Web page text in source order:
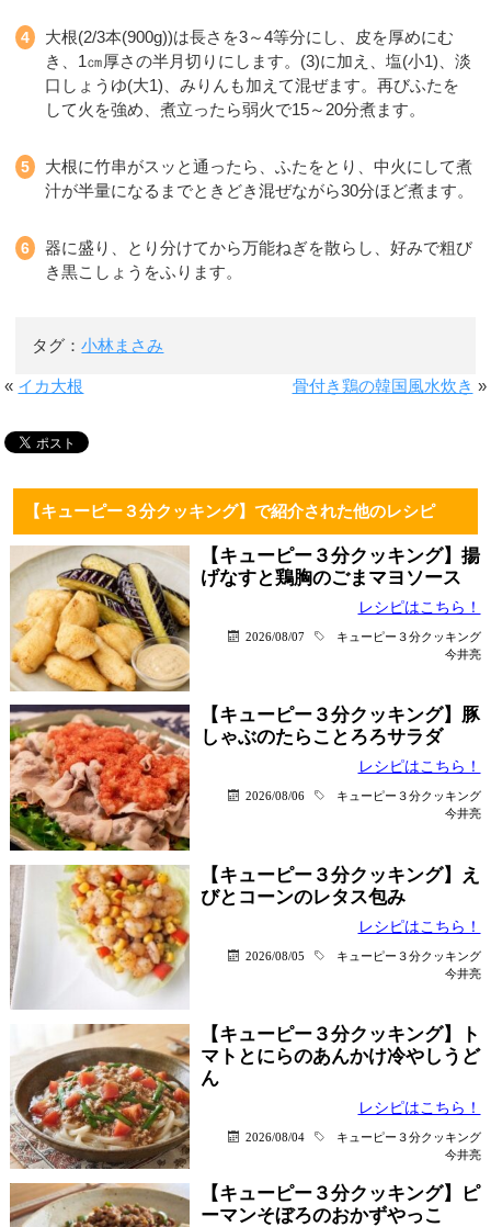
大根(2/3本(900g))は長さを3～4等分にし、皮を厚めにむ
き、1㎝厚さの半月切りにします。(3)に加え、塩(小1)、淡
口しょうゆ(大1)、みりんも加えて混ぜます。再びふたを
して火を強め、煮立ったら弱火で15～20分煮ます。
大根に竹串がスッと通ったら、ふたをとり、中火にして煮
汁が半量になるまでときどき混ぜながら30分ほど煮ます。
器に盛り、とり分けてから万能ねぎを散らし、好みで粗び
き黒こしょうをふります。
タグ：小林まさみ
« イカ大根 骨付き鶏の韓国風水炊き »
【キューピー３分クッキング】で紹介された他のレシピ
【キューピー３分クッキング】揚
げなすと鶏胸のごまマヨソース
レシピはこちら！
2026/08/07
キューピー３分クッキング
今井亮
【キューピー３分クッキング】豚
しゃぶのたらことろろサラダ
レシピはこちら！
2026/08/06
キューピー３分クッキング
今井亮
【キューピー３分クッキング】え
びとコーンのレタス包み
レシピはこちら！
2026/08/05
キューピー３分クッキング
今井亮
【キューピー３分クッキング】ト
マトとにらのあんかけ冷やしうど
ん
レシピはこちら！
2026/08/04
キューピー３分クッキング
今井亮
【キューピー３分クッキング】ピ
ーマンそぼろのおかずやっこ